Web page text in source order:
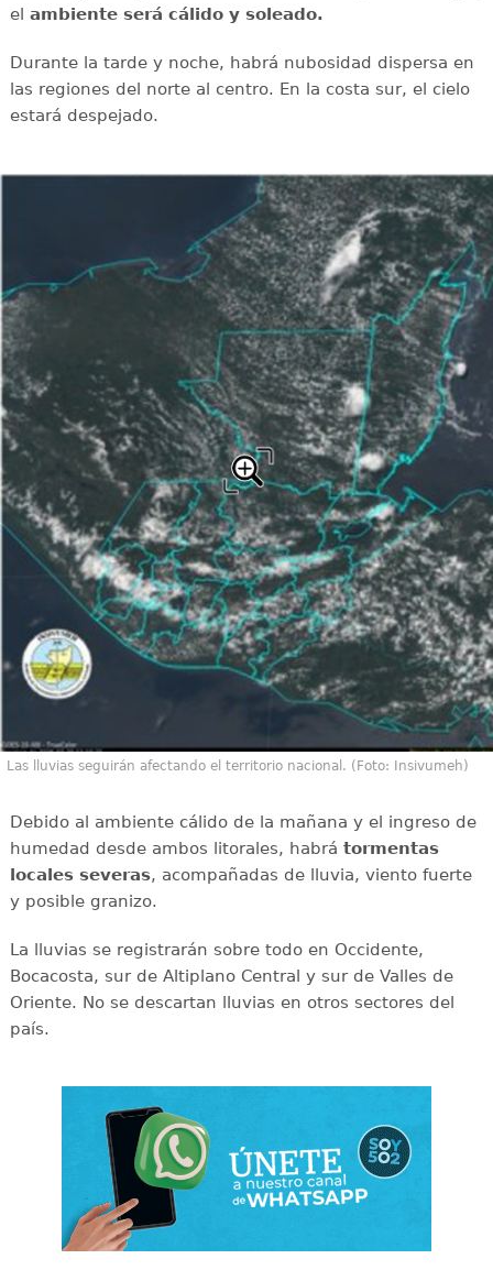
el ambiente será cálido y soleado.
Durante la tarde y noche, habrá nubosidad dispersa en
las regiones del norte al centro. En la costa sur, el cielo
estará despejado.
Las lluvias seguirán afectando el territorio nacional. (Foto: Insivumeh)
Debido al ambiente cálido de la mañana y el ingreso de
humedad desde ambos litorales, habrá tormentas
locales severas, acompañadas de lluvia, viento fuerte
y posible granizo.
La lluvias se registrarán sobre todo en Occidente,
Bocacosta, sur de Altiplano Central y sur de Valles de
Oriente. No se descartan lluvias en otros sectores del
país.